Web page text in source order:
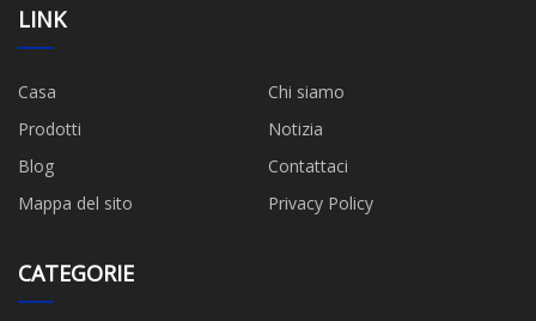
LINK
Casa
Chi siamo
Prodotti
Notizia
Blog
Contattaci
Mappa del sito
Privacy Policy
CATEGORIE